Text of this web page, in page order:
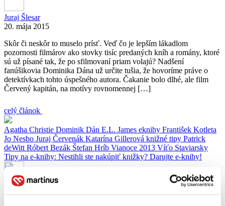
Juraj Šlesar
20. mája 2015
Skôr či neskôr to muselo prísť. Veď čo je lepším lákadlom
pozornosti filmárov ako stovky tisíc predaných kníh a romány, ktoré
sú už písané tak, že po sfilmovaní priam volajú? Nadšení
fanúšikovia Dominika Dána už určite tušia, že hovoríme práve o
detektívkach tohto úspešného autora. Čakanie bolo dlhé, ale film
Červený kapitán, na motívy rovnomennej […]
celý článok
Agatha Christie Dominik Dán E.L. James eknihy František Kotleta
Jo Nesbo Juraj Červenák Katarína Gillerová knižné tipy Patrick
deWitt Róbert Bezák Štefan Hríb Vianoce 2013 Víťo Staviarsky
Tipy na e-knihy: Nestihli ste nakúpiť knižky? Darujte e-knihy!
Juraj Šlesar
20. decembra 2013